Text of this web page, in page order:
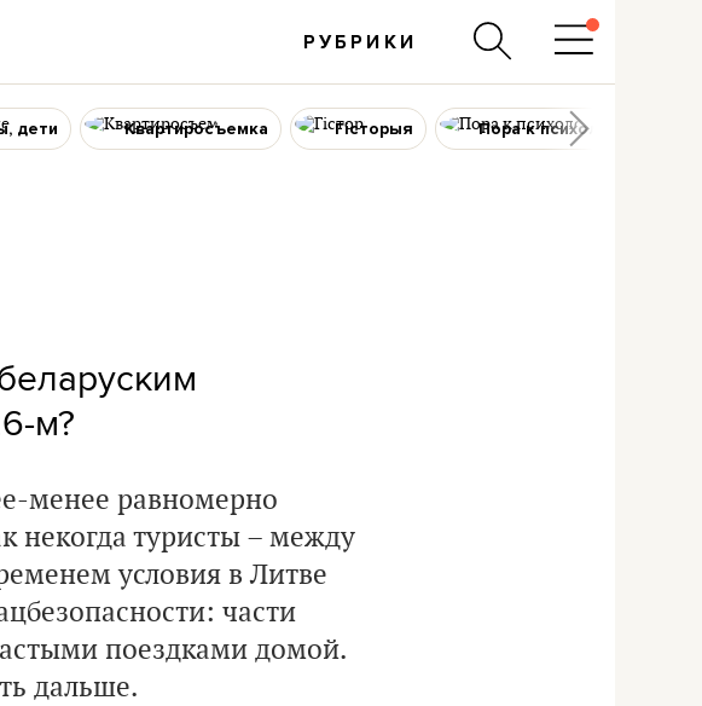
РУБРИКИ
дети Квартиросъемка Гісторыя Пора к психологу
м?
менее равномерно
некогда туристы – между
условия в Литве
части
поездками домой.
дальше.